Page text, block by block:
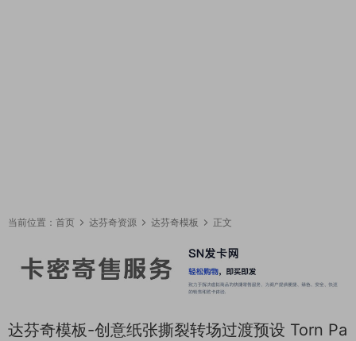
当前位置： 首页 达芬奇资源 达芬奇模板 正文
达芬奇模板-创意纸张撕裂转场过渡预设 Torn Pa